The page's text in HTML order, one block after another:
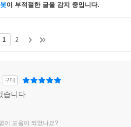
이 부적절한 글을 감지 중입니다.
1 2
구매
습니다
이 도움이 되었나요?